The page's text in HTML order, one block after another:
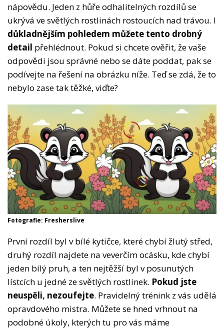
nápovědu. Jeden z hůře odhalitelných rozdílů se
ukrývá ve světlých rostlinách rostoucích nad trávou. I
důkladnějším pohledem můžete tento drobný
detail přehlédnout. Pokud si chcete ověřit, že vaše
odpovědi jsou správné nebo se dáte poddat, pak se
podívejte na řešení na obrázku níže. Teď se zdá, že to
nebylo zase tak těžké, viďte?
Fotografie: Fresherslive
První rozdíl byl v bílé kytičce, které chybí žlutý střed,
druhý rozdíl najdete na veverčím ocásku, kde chybí
jeden bílý pruh, a ten nejtěžší byl v posunutých
lístcích u jedné ze světlých rostlinek. Pokud jste
neuspěli, nezoufejte. Pravidelný trénink z vás udělá
opravdového mistra. Můžete se hned vrhnout na
podobné úkoly, kterých tu pro vás máme